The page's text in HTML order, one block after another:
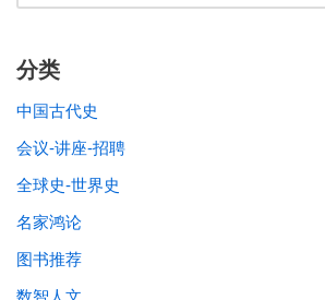
分类
中国古代史
会议-讲座-招聘
全球史-世界史
名家鸿论
图书推荐
数智人文